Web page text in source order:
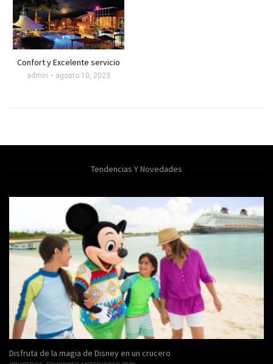
Confort y Excelente servicio
admin agosto 10, 2023
Tendencias Y Novedades
Manifestaciones Culturales: El estado Zulia y su encanto